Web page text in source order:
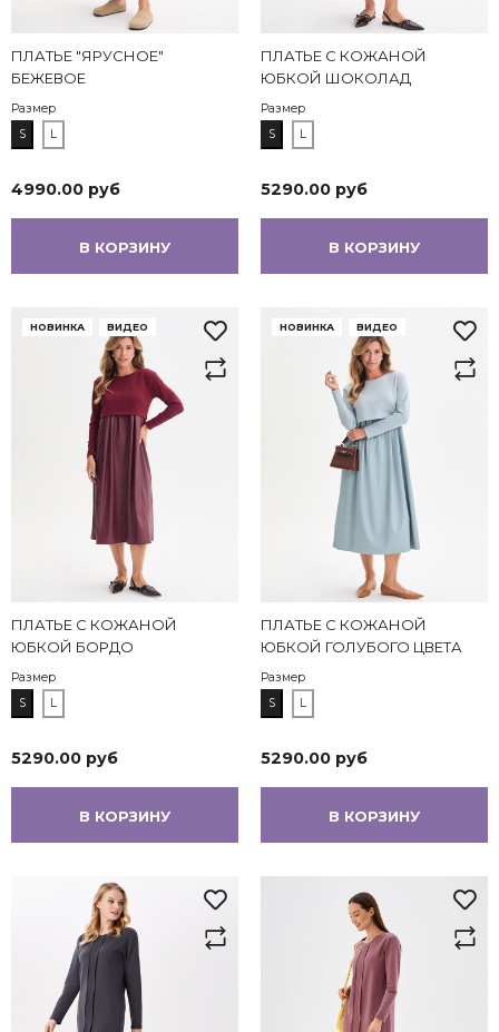
ПЛАТЬЕ "ЯРУСНОЕ"
БЕЖЕВОЕ
Размер
S
L
4990.00 руб
В КОРЗИНУ
ПЛАТЬЕ С КОЖАНОЙ
ЮБКОЙ ШОКОЛАД
Размер
S
L
5290.00 руб
В КОРЗИНУ
НОВИНКА ВИДЕО
ПЛАТЬЕ С КОЖАНОЙ
ЮБКОЙ БОРДО
Размер
S
L
5290.00 руб
В КОРЗИНУ
НОВИНКА ВИДЕО
ПЛАТЬЕ С КОЖАНОЙ
ЮБКОЙ ГОЛУБОГО ЦВЕТА
Размер
S
L
5290.00 руб
В КОРЗИНУ